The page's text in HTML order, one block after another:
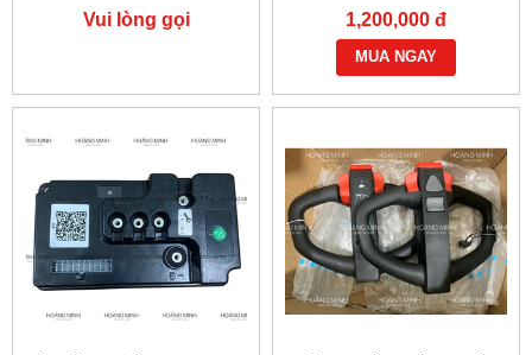
Vui lòng gọi
166MCU 24V-48V
1,200,000 đ
MUA NGAY